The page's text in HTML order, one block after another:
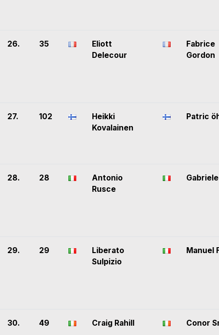
26. 35
Eliott
Delecour
Fabrice
Gordon
27. 102
Heikki
Kovalainen
Patric
28. 28
Antonio
Rusce
29. 29
Liberato
Sulpizio
Manuel
30. 49 Craig Rahill Conor